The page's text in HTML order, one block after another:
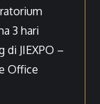
3 hari
di JIEXPO –
Office